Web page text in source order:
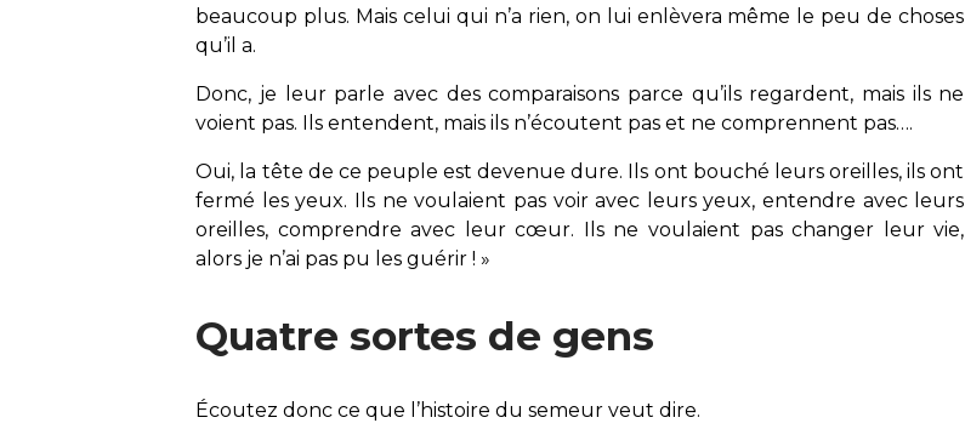
beaucoup plus. Mais celui qui n’a rien, on lui enlèvera même le peu de choses
qu’il a.
Donc, je leur parle avec des comparaisons parce qu’ils regardent, mais ils ne
voient pas. Ils entendent, mais ils n’écoutent pas et ne comprennent pas….
Oui, la tête de ce peuple est devenue dure. Ils ont bouché leurs oreilles, ils ont
fermé les yeux. Ils ne voulaient pas voir avec leurs yeux, entendre avec leurs
oreilles, comprendre avec leur cœur. Ils ne voulaient pas changer leur vie,
alors je n’ai pas pu les guérir ! »
Quatre sortes de gens
Écoutez donc ce que l’histoire du semeur veut dire.